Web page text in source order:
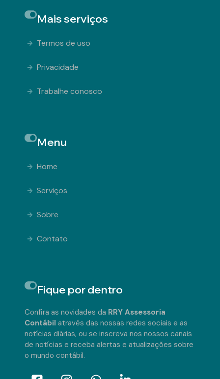
Mais serviços
Termos de uso
Privacidade
Trabalhe conosco
Menu
Home
Serviços
Sobre
Contato
Fique por dentro
Confira as novidades da RRY Assessoria
Contábil através das nossas redes sociais e as
notícias diárias, ou se inscreva nos nossos canais
de notícias e receba alertas e atualizações sobre
o mundo contábil.